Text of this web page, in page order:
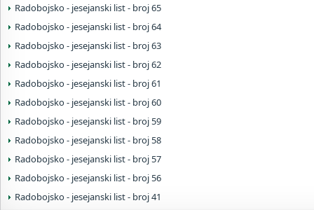
Radobojsko - jesejanski list - broj 65
Radobojsko - jesejanski list - broj 64
Radobojsko - jesejanski list - broj 63
Radobojsko - jesejanski list - broj 62
Radobojsko - jesejanski list - broj 61
Radobojsko - jesejanski list - broj 60
Radobojsko - jesejanski list - broj 59
Radobojsko - jesejanski list - broj 58
Radobojsko - jesejanski list - broj 57
Radobojsko - jesejanski list - broj 56
Radobojsko - jesejanski list - broj 41